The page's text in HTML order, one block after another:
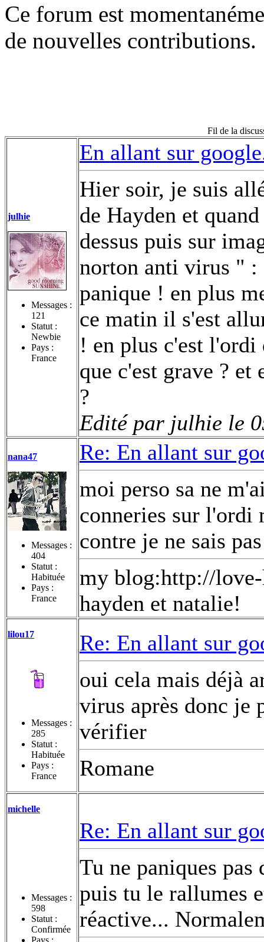
Ce forum est
de nouvelles contributions.
Fil de la
julhie
Messages :
121
Statut :
Newbie
Pays :
France
En allant sur
Hier soir, je suis
de Hayden et
dessus puis sur
norton anti virus "
panique ! en plus
ce matin il s'est
! en plus c'est l'ordi
que c'est grave ? et
?
Edité par julhie le
nana47
Messages :
404
Statut :
Habituée
Pays :
France
Re: En allant sur
moi perso sa ne
conneries sur l'ordi
contre je ne sais
my blog:http://
hayden et natalie!
lilou17
Messages :
285
Statut :
Habituée
Pays :
France
Re: En allant sur
oui cela mais déjà
virus après donc je
vérifier
Romane
michelle
Messages :
598
Statut :
Confirmée
Pays :
Re: En allant sur
Tu ne paniques
puis tu le rallumes
réactive...